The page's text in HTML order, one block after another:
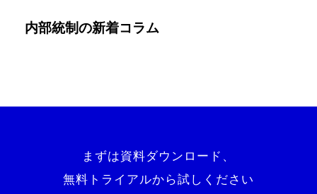
内部統制の新着コラム
まずは資料ダウンロード、
無料トライアルから試しください